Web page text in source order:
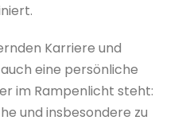
Karriere und
eine persönliche
im Rampenlicht steht:
und insbesondere zu